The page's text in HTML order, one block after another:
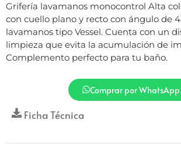
Grifería lavamanos monocontrol Alta
con cuello plano y recto con ángulo de
lavamanos tipo Vessel. Cuenta con un
limpieza que evita la acumulación de
Complemento perfecto para tu baño.
Comprar por WhatsApp
Ficha Técnica